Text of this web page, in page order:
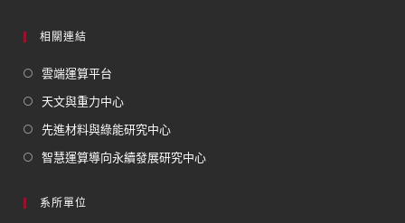
相關連結
雲端運算平台
天文與重力中心
先進材料與綠能研究中心
智慧運算導向永續發展研究中心
系所單位